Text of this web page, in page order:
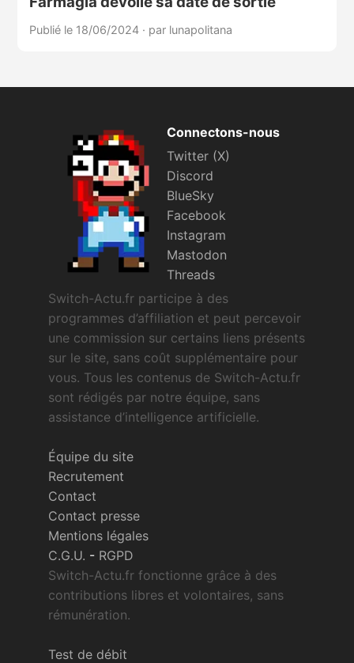
Publié le 18/06/2024 · par lunapolitana
Connectons-nous
Twitter (X)
Discord
BlueSky
Facebook
Instagram
Mastodon
Threads
Switch-Actu.fr participe à des
programmes d’affiliation et peut percevoir
une commission sur certains liens présents
sur le site, sans coût supplémentaire pour
vous. Tous les contenus de Switch-Actu.fr
sont rédigés par notre équipe, sans
assistance d’intelligence artificielle.
Équipe du site
Recrutement
Contact
Contact presse
Mentions légales
C.G.U. - RGPD
Switch-Actu.fr fonctionne grâce à des
contributions libres et volontaires, sans
rémunération.
Test de débit